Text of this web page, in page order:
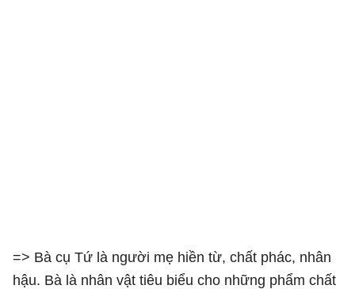
=> Bà cụ Tứ là người mẹ hiền từ, chất phác, nhân
hậu. Bà là nhân vật tiêu biểu cho những phẩm chất